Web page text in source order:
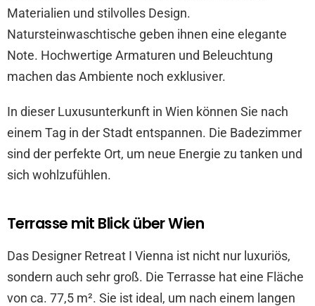
Materialien und stilvolles Design.
Natursteinwaschtische geben ihnen eine elegante
Note. Hochwertige Armaturen und Beleuchtung
machen das Ambiente noch exklusiver.
In dieser Luxusunterkunft in Wien können Sie nach
einem Tag in der Stadt entspannen. Die Badezimmer
sind der perfekte Ort, um neue Energie zu tanken und
sich wohlzufühlen.
Terrasse mit Blick über Wien
Das Designer Retreat I Vienna ist nicht nur luxuriös,
sondern auch sehr groß. Die Terrasse hat eine Fläche
von ca. 77,5 m². Sie ist ideal, um nach einem langen